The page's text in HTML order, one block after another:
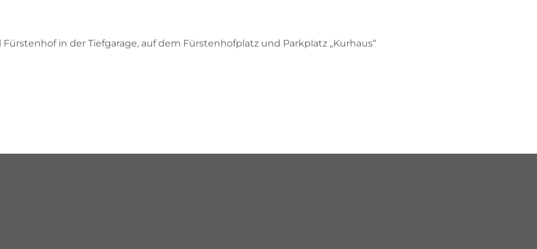
in der Tiefgarage, auf dem Fürstenhofplatz und Parkplatz „Kurhaus“